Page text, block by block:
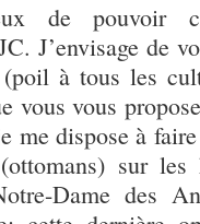
de pouvoir
J’envisage de
à tous les
vous vous
me dispose à
sur les
Dame des